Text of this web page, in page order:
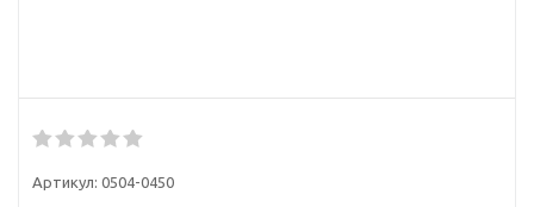
Артикул: 0504-0450